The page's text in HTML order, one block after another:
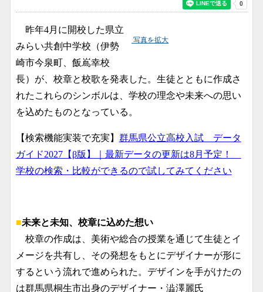
写真を拡大
昨年4月に開校した県立
みらい共創中学校（伊勢
崎市今泉町、飯嶌幸校
長）が、校章と校歌を発表した。生徒とともに作成さ
れたこれらのシンボルは、学校の理念や未来への思い
を込めたものとなっている。
【検索機能実装で充実】 群馬県公立高校入試 データ
ガイド2027【β版】｜最新データの更新は8月予定！
学校の検索・比較ができるので試してみてください
■未来と未知、校章に込めた想い
校章の作成は、美術や総合の授業を通じて生徒とイ
メージを共有し、その発想をもとにデザイナーが形に
するという流れで進められた。デザインを手がけたの
は群馬県桐生市出身のデザイナー・澁澤麗氏